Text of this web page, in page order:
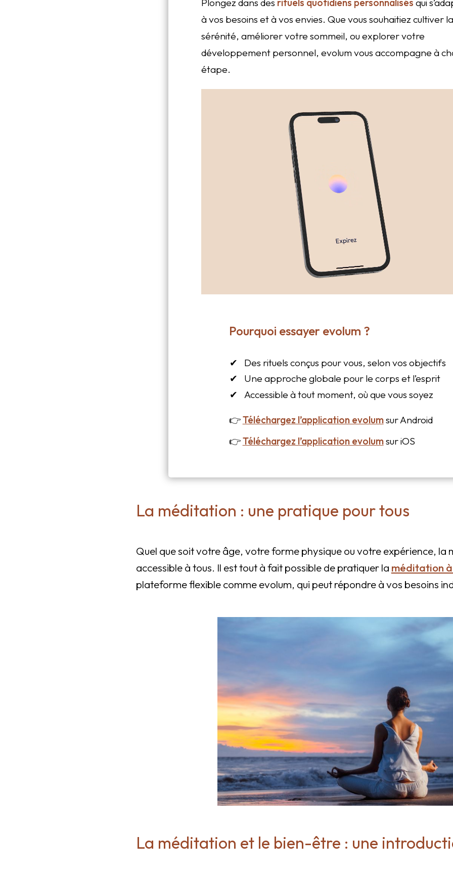
à vos besoins et à vos envies. Que vous souhaitiez cultiver la
sérénité, améliorer votre sommeil, ou explorer votre
développement personnel, evolum vous accompagne à
étape.
Pourquoi essayer evolum ?
Des rituels conçus pour vous, selon vos objectifs
Une approche globale pour le corps et l’esprit
Accessible à tout moment, où que vous soyez
👉Téléchargez l’application evolumsur Android
👉Téléchargez l’application evolumsur iOS
La méditation : une pratique pour tous
Quel que soit votre âge, votre forme physique ou votre expérience, la
accessible à tous. Il est tout à fait possible de pratiquer la méditation
plateforme flexible comme evolum, qui peut répondre à vos besoins
La méditation et le bien-être : une